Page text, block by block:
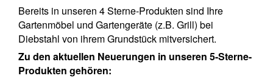
Bereits in unseren 4 Sterne-Produkten sind Ihre
Gartenmöbel und Gartengeräte (z.B. Grill) bei
Diebstahl von ihrem Grundstück mitversichert.
Zu den aktuellen Neuerungen in unseren 5-Sterne-
Produkten gehören: